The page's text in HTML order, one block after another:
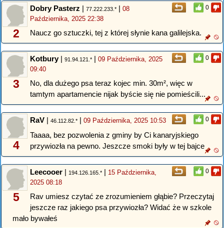
0
2
Dobry Pasterz | 77.222.233.* | 08
Października, 2025 22:38
Naucz go sztuczki, tej z której słynie kana galilejska.
0
3
Kotbury| 91.94.121.* | 09 Października, 2025
09:40
No, dla dużego psa teraz kojec min. 30m², więc w
tamtym apartamencie nijak byście się nie pomieścili...
0
4
RaV | 46.112.82.* | 09 Października, 2025 10:53
Taaaa, bez pozwolenia z gminy by Ci kanaryjskiego
przywiozła na pewno. Jeszcze smoki były w tej bajce
0
5
Leecooer | 194.126.165.* | 15 Października,
2025 08:18
Rav umiesz czytać ze zrozumieniem głąbie? Przeczytaj
jeszcze raz jakiego psa przywiozła? Widać że w szkole
mało bywałeś